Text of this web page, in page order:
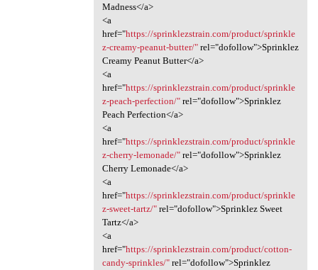
Madness</a>
<a
href="https://sprinklezstrain.com/product/sprinkle
z-creamy-peanut-butter/"rel="dofollow">Sprinklez
Creamy Peanut Butter</a>
<a
href="https://sprinklezstrain.com/product/sprinkle
z-peach-perfection/"rel="dofollow">Sprinklez
Peach Perfection</a>
<a
href="https://sprinklezstrain.com/product/sprinkle
z-cherry-lemonade/"rel="dofollow">Sprinklez
Cherry Lemonade</a>
<a
href="https://sprinklezstrain.com/product/sprinkle
z-sweet-tartz/"rel="dofollow">Sprinklez Sweet
Tartz</a>
<a
href="https://sprinklezstrain.com/product/cotton-
candy-sprinkles/"rel="dofollow">Sprinklez